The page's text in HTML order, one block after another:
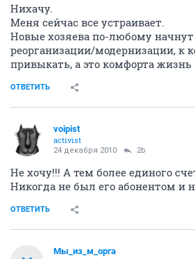
Нихачу.
Меня сейчас все устраивает.
Новые хозяева по-любому
реорганизации/модернизации, к
привыкать, а это комфорта жизнь
ОТВЕТИТЬ
voipist
activist
24 декабря 2010 2b
Не хочу!!! А тем более единого
Никогда не был его абонентом и
ОТВЕТИТЬ
Мы_из_м_орга